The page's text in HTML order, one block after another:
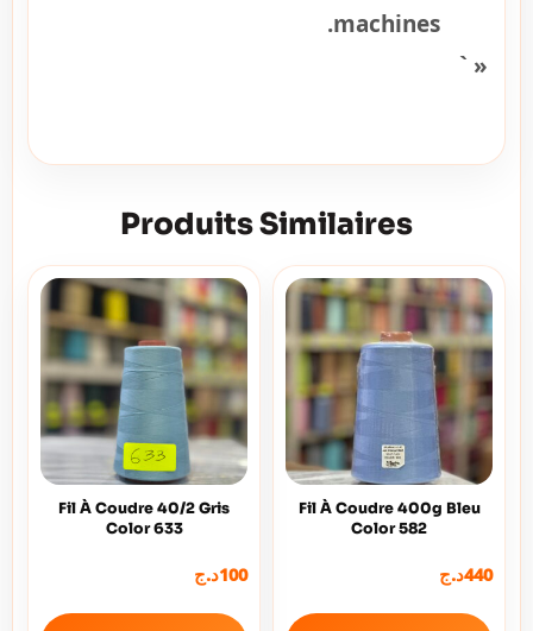
machines.
« `
Produits Similaires
Fil À Coudre 400g Bleu
Color 582
440د.ج
Fil À Coudre 40/2 Gris
Color 633
100د.ج